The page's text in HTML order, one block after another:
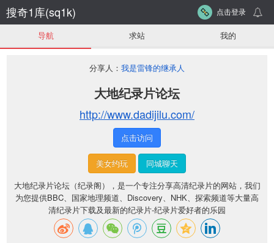
搜奇1库(sq1k) 点击登录
导航 求站 我的
分享人： 我是雷锋的继承人
大地纪录片论坛
http://www.dadijilu.com/
点击访问
美女约玩
同城聊天
大地纪录片论坛（纪录阁），是一个专注分享高清纪录片的网站，我们
为您提供BBC、国家地理频道、Discovery、NHK、探索频道等大量高
清纪录片下载及最新的纪录片-纪录片爱好者的乐园